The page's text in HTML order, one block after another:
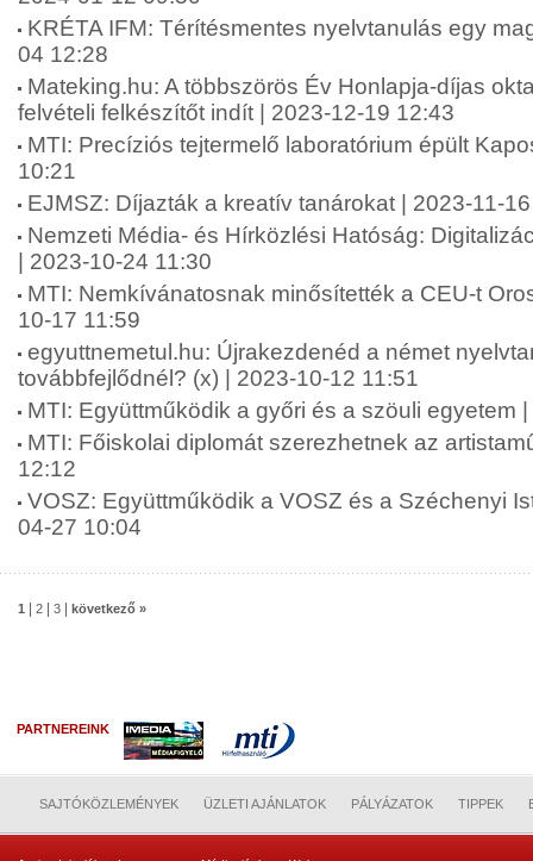
KRÉTA IFM: Térítésmentes nyelvtanulás egy
04 12:28
Mateking.hu: A többszörös Év Honlapja-díjas
felvételi felkészítőt indít | 2023-12-19 12:43
MTI: Precíziós tejtermelő laboratórium épült
10:21
EJMSZ: Díjazták a kreatív tanárokat | 2023-11-
Nemzeti Média- és Hírközlési Hatóság:
| 2023-10-24 11:30
MTI: Nemkívánatosnak minősítették a CEU-t
10-17 11:59
egyuttnemetul.hu: Újrakezdenéd a német
továbbfejlődnél? (x) | 2023-10-12 11:51
MTI: Együttműködik a győri és a szöuli egyetem
MTI: Főiskolai diplomát szerezhetnek az
12:12
VOSZ: Együttműködik a VOSZ és a Széchenyi
04-27 10:04
1 2 3 következő »
PARTNEREINK
SAJTÓKÖZLEMÉNYEK ÜZLETI AJÁNLATOK PÁLYÁZATOK TIPPEK